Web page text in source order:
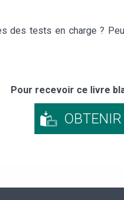
des tests en charge ?
Pour recevoir ce livre
OBTENIR